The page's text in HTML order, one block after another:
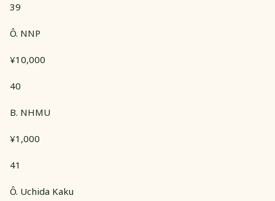
39
Ô. NNP
¥10,000
40
B. NHMU
¥1,000
41
Ô. Uchida Kaku